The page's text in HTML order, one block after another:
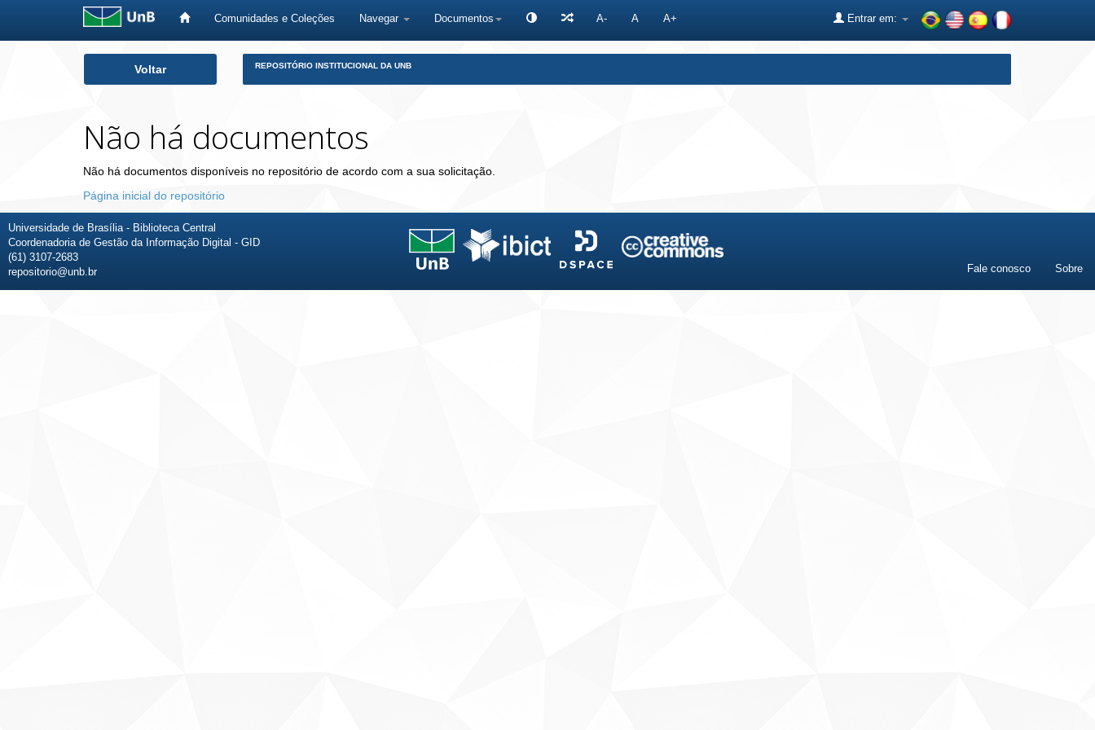
Comunidades e Coleções Navegar Documentos A- A A+ Entrar em:
Voltar REPOSITÓRIO INSTITUCIONAL DA UNB
Não há documentos
Não há documentos disponíveis no repositório de acordo com a sua solicitação.
Página inicial do repositório
Universidade de Brasília - Biblioteca Central
Coordenadoria de Gestão da Informação Digital - GID
(61) 3107-2683
repositorio@unb.br
Fale conosco Sobre